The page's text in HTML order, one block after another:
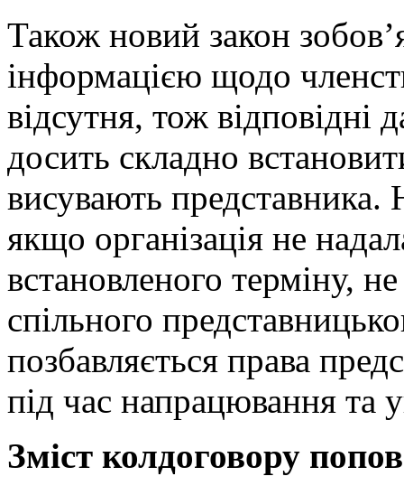
Також новий закон
інформацією щодо
відсутня, тож відповідні
досить складно
висувають
якщо організація не
встановленого терміну,
спільного
позбавляється права
під час напрацювання та
Зміст колдоговору